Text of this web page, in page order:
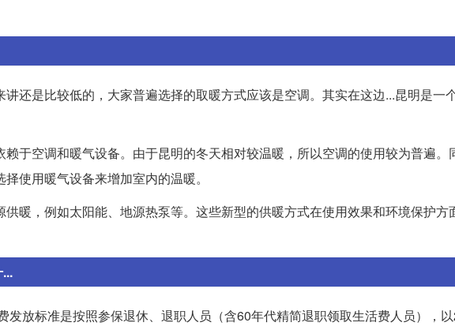
还是比较低的，大家普遍选择的取暖方式应该是空调。其实在这边...昆明是一
于空调和暖气设备。由于昆明的冬天相对较温暖，所以空调的使用较为普遍。
使用暖气设备来增加室内的温暖。
暖，例如太阳能、地源热泵等。这些新型的供暖方式在使用效果和环境保护方
发放标准是按照参保退休、退职人员（含60年代精简退职领取生活费人员），